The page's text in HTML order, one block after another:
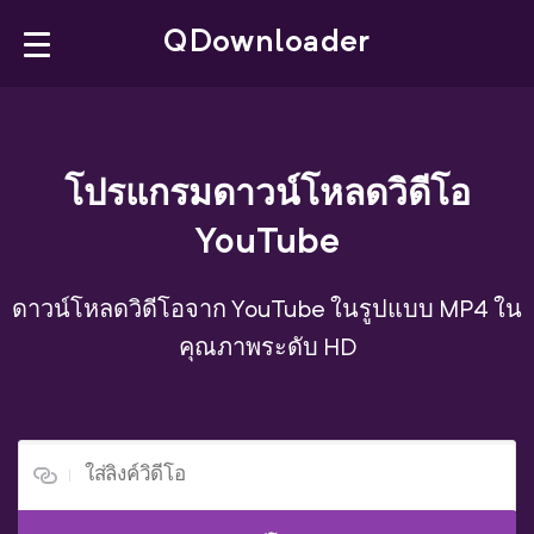
×
YouTube Downloader
YouTube to MP4
YouTube Playlist
X Downloader
QDownloader
โปรแกรมดาวน์โหลดวิดีโอ
YouTube
ดาวน์โหลดวิดีโอจาก YouTube ในรูปแบบ MP4 ใน
คุณภาพระดับ HD